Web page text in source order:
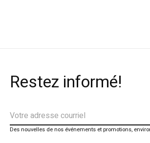
Restez informé!
Des nouvelles de nos événements et promotions,